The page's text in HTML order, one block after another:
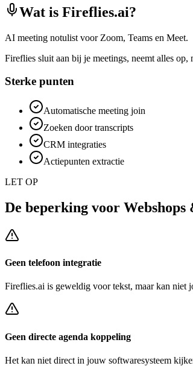
Wat is Fireflies.ai?
AI meeting notulist voor Zoom, Teams en Meet.
Fireflies sluit aan bij je meetings, neemt alles op,
Sterke punten
Automatische meeting join
Zoeken door transcripts
CRM integraties
Actiepunten extractie
LET OP
De beperking voor Webshops
Geen telefoon integratie
Fireflies.ai is geweldig voor tekst, maar kan niet
Geen directe agenda koppeling
Het kan niet direct in jouw softwaresysteem